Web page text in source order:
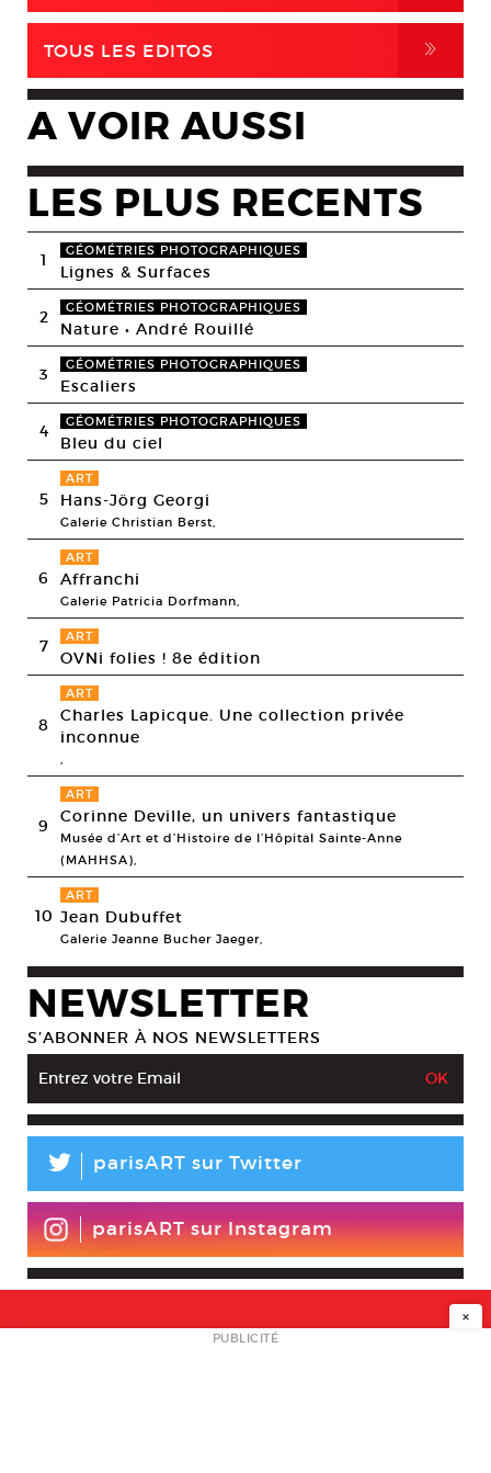
TOUS LES EDITOS ,
A VOIR AUSSI
LES PLUS RECENTS
1 GÉOMÉTRIES PHOTOGRAPHIQUES
Lignes & Surfaces
2 GÉOMÉTRIES PHOTOGRAPHIQUES
Nature • André Rouillé
3 GÉOMÉTRIES PHOTOGRAPHIQUES
Escaliers
4 GÉOMÉTRIES PHOTOGRAPHIQUES
Bleu du ciel
5
ART
Hans-Jörg Georgi
Galerie Christian Berst,
6
ART
Affranchi
Galerie Patricia Dorfmann,
7 ART
OVNi folies ! 8e édition
8
ART
Charles Lapicque. Une collection privée
inconnue
,
9
ART
Corinne Deville, un univers fantastique
Musée d’Art et d’Histoire de l’Hôpital Sainte-Anne
(MAHHSA),
10
ART
Jean Dubuffet
Galerie Jeanne Bucher Jaeger,
NEWSLETTER
S’ABONNER À NOS NEWSLETTERS
L parisART sur Twitter
parisART sur Instagram
NEWSLETTER
×
PUBLICITÉ